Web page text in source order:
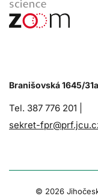
Branišovská 1645/
Tel. 387 776 201 |
sekret-
© 2026